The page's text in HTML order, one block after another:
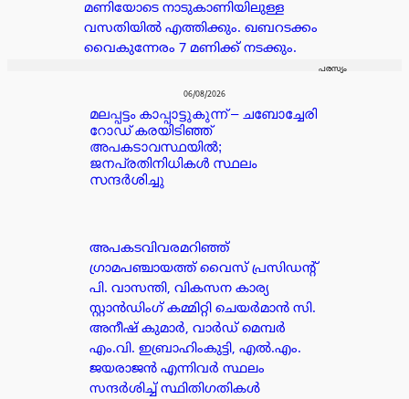
മണിയോടെ നാടുകാണിയിലുള്ള
വസതിയിൽ എത്തിക്കും. ഖബറടക്കം
വൈകുന്നേരം 7 മണിക്ക് നടക്കും.
പരസ്യം
06/08/2026
മലപ്പട്ടം കാപ്പാട്ടുകുന്ന് – ചബോച്ചേരി
റോഡ് കരയിടിഞ്ഞ്
അപകടാവസ്ഥയിൽ;
ജനപ്രതിനിധികൾ സ്ഥലം
സന്ദർശിച്ചു
അപകടവിവരമറിഞ്ഞ്
ഗ്രാമപഞ്ചായത്ത് വൈസ് പ്രസിഡന്റ്
പി. വാസന്തി, വികസന കാര്യ
സ്റ്റാൻഡിംഗ് കമ്മിറ്റി ചെയർമാൻ സി.
അനീഷ് കുമാർ, വാർഡ് മെമ്പർ
എം.വി. ഇബ്രാഹിംകുട്ടി, എൽ.എം.
ജയരാജൻ എന്നിവർ സ്ഥലം
സന്ദർശിച്ച് സ്ഥിതിഗതികൾ